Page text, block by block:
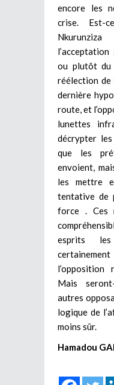
encore les
crise.
ou plutôt du
réélection de
dernière
route, et
lunettes
décrypter les
que les
envoient,
les mettre
tentative de
force . Ces
esprits
l’opposition
Mais
autres
logique de
moins sûr.
Hamadou